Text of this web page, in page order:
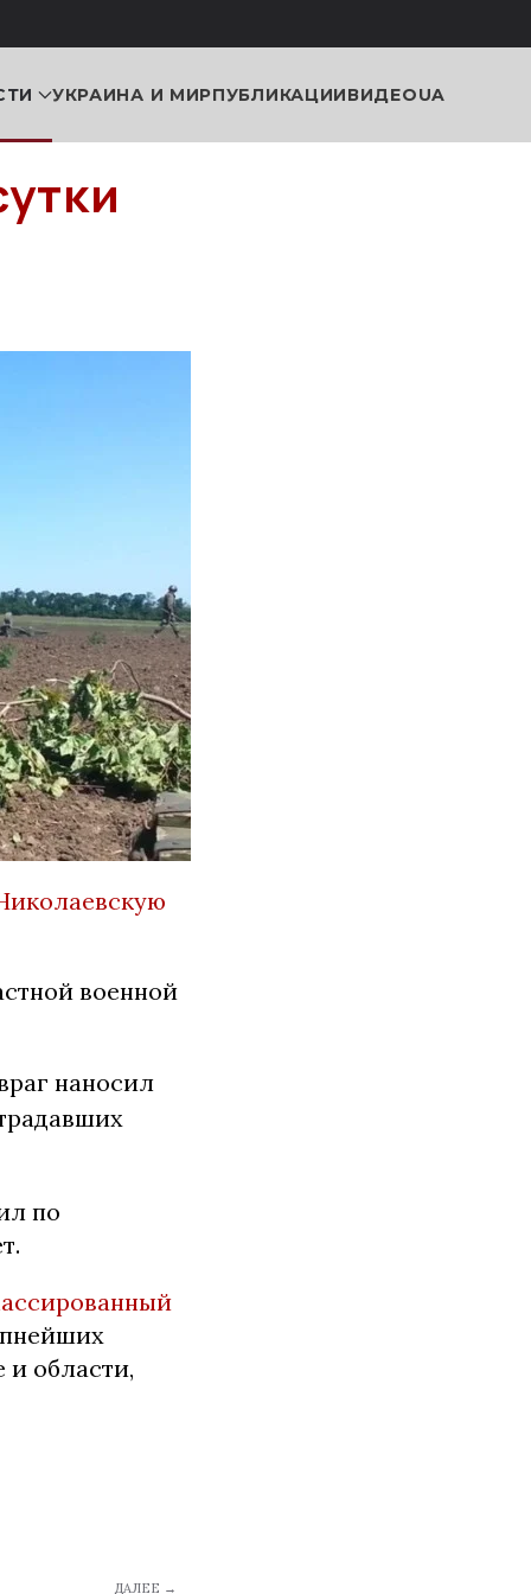
УКРАИНА И МИРПУБЛИКАЦИИВИДЕОUA
военной
наносил
по
и области,
ДАЛЕЕ →